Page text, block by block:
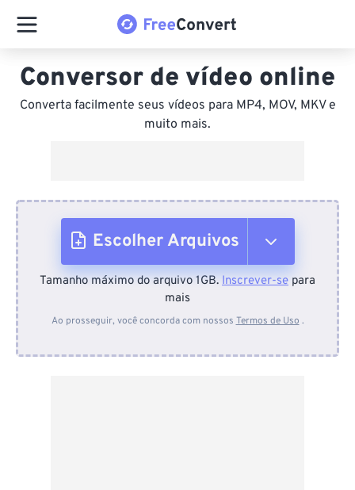
Conversor de vídeo online
Converta facilmente seus vídeos para MP4, MOV, MKV e
muito mais.
Escolher Arquivos
Do dispositivo
Tamanho máximo do arquivo 1GB. Inscrever-se para
mais
Ao prosseguir, você concorda com nossos Termos de Uso .